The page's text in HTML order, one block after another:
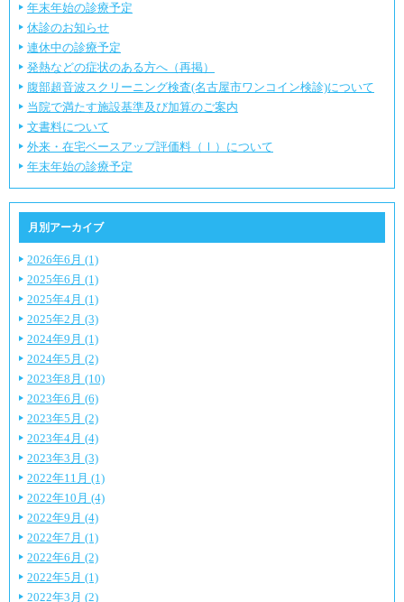
年末年始の診療予定
休診のお知らせ
連休中の診療予定
発熱などの症状のある方へ（再掲）
腹部超音波スクリーニング検査(名古屋市ワンコイン検診)について
当院で満たす施設基準及び加算のご案内
文書料について
外来・在宅ベースアップ評価料（Ⅰ）について
年末年始の診療予定
月別アーカイブ
2026年6月 (1)
2025年6月 (1)
2025年4月 (1)
2025年2月 (3)
2024年9月 (1)
2024年5月 (2)
2023年8月 (10)
2023年6月 (6)
2023年5月 (2)
2023年4月 (4)
2023年3月 (3)
2022年11月 (1)
2022年10月 (4)
2022年9月 (4)
2022年7月 (1)
2022年6月 (2)
2022年5月 (1)
2022年3月 (2)